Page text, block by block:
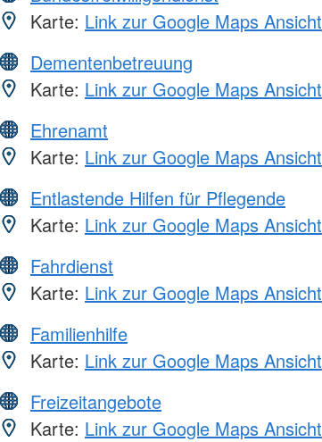
Karte: Link zur Google Maps Ansicht
Dementenbetreuung
Karte: Link zur Google Maps Ansicht
Ehrenamt
Karte: Link zur Google Maps Ansicht
Entlastende Hilfen für Pflegende
Karte: Link zur Google Maps Ansicht
Fahrdienst
Karte: Link zur Google Maps Ansicht
Familienhilfe
Karte: Link zur Google Maps Ansicht
Freizeitangebote
Karte: Link zur Google Maps Ansicht